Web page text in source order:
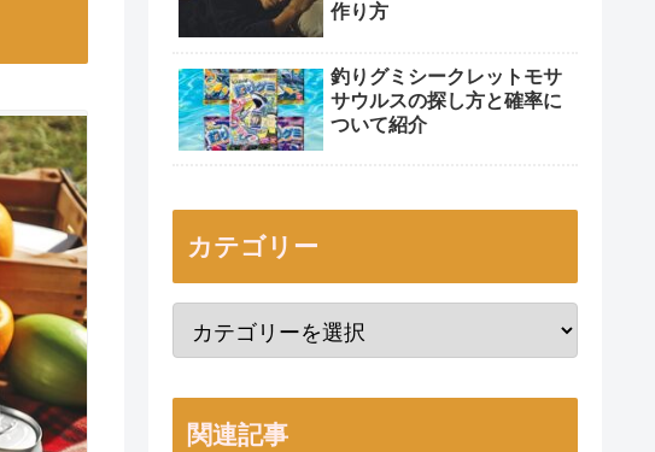
作り方
釣りグミシークレットモサ
サウルスの探し方と確率に
ついて紹介
カテゴリー
関連記事